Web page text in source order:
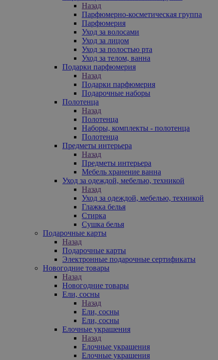
Назад
Парфюмерно-косметическая группа
Парфюмерия
Уход за волосами
Уход за лицом
Уход за полостью рта
Уход за телом, ванна
Подарки парфюмерия
Назад
Подарки парфюмерия
Подарочные наборы
Полотенца
Назад
Полотенца
Наборы, комплекты - полотенца
Полотенца
Предметы интерьера
Назад
Предметы интерьера
Мебель хранение ванна
Уход за одеждой, мебелью, техникой
Назад
Уход за одеждой, мебелью, техникой
Глажка белья
Стирка
Сушка белья
Подарочные карты
Назад
Подарочные карты
Электронные подарочные сертификаты
Новогодние товары
Назад
Новогодние товары
Ели, сосны
Назад
Ели, сосны
Ели, сосны
Елочные украшения
Назад
Елочные украшения
Елочные украшения